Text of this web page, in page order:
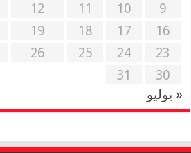
9
10
11
12
16
17
18
19
23
24
25
26
30
31
« يوليو